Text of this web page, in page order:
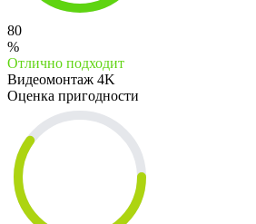
80
%
Отлично подходит
Видеомонтаж 4K
Оценка пригодности